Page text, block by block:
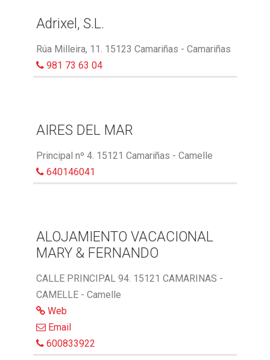
Adrixel, S.L.
Rúa Milleira, 11. 15123 Camariñas - Camariñas
981 73 63 04
AIRES DEL MAR
Principal nº 4. 15121 Camariñas - Camelle
640146041
ALOJAMIENTO VACACIONAL
MARY & FERNANDO
CALLE PRINCIPAL 94. 15121 CAMARINAS -
CAMELLE - Camelle
Web
Email
600833922